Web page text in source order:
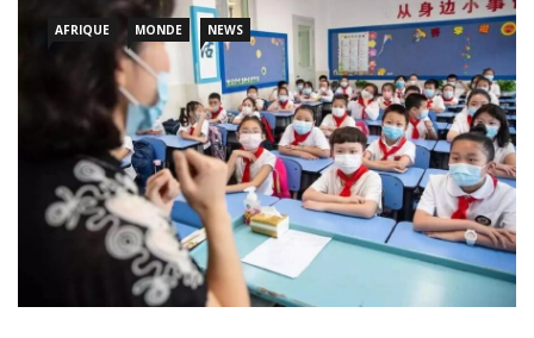
LIRE PLUS
AFRIQUE MONDE NEWS